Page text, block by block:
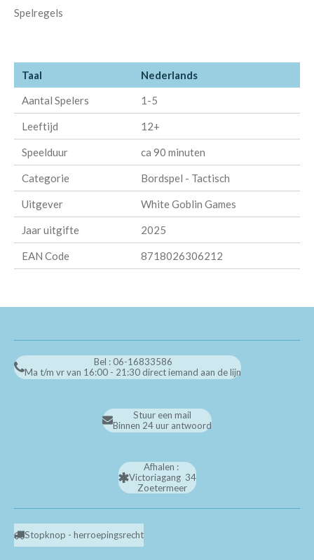
Spelregels
Taal
Nederlands
Aantal Spelers
1-5
Leeftijd 12+
Speelduur ca 90 minuten
Categorie Bordspel - Tactisch
Uitgever White Goblin Games
Jaar uitgifte 2025
EAN Code 8718026306212
Bel : 06-16833586
Ma t/m vr van 16:00 - 21:30 direct iemand aan de lijn
Stuur een mail
Binnen 24 uur antwoord
Afhalen :
Victoriagang 34
Zoetermeer
Stopknop - herroepingsrecht